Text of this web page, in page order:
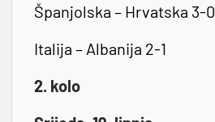
Španjolska – Hrvatska 3-0
Italija – Albanija 2-1
2. kolo